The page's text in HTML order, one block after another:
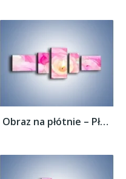
Obraz na płótnie – Pływająca różana...